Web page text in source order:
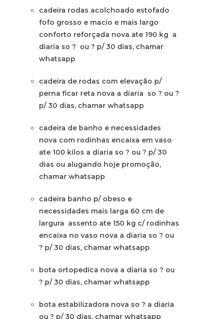
cadeira rodas acolchoado estofado
fofo grosso e macio e mais largo
conforto reforçada nova ate 190 kg a
diaria so ? ou ? p/ 30 dias, chamar
whatsapp
cadeira de rodas com elevação p/
perna ficar reta nova a diaria so ? ou ?
p/ 30 dias, chamar whatsapp
cadeira de banho e necessidades
nova com rodinhas encaixa em vaso
ate 100 kilos a diaria so ? ou ? p/ 30
dias ou alugando hoje promoção,
chamar whatsapp
cadeira banho p/ obeso e
necessidades mais larga 60 cm de
largura assento ate 150 kg c/ rodinhas
encaixa no vaso nova a diaria so ? ou
? p/ 30 dias, chamar whatsapp
bota ortopedica nova a diaria so ? ou
? p/ 30 dias, chamar whatsapp
bota estabilizadora nova so ? a diaria
ou ? p/ 30 dias, chamar whatsapp